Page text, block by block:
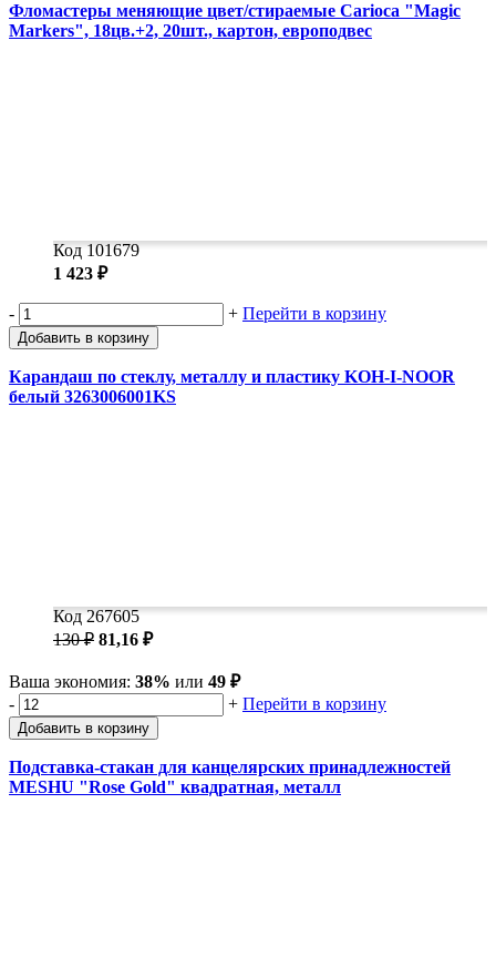
Фломастеры меняющие цвет/стираемые Carioca "Magic
Markers", 18цв.+2, 20шт., картон, европодвес
Код 101679
1 423 ₽
- + Перейти в корзину
Добавить в корзину
Карандаш по стеклу, металлу и пластику KOH-I-NOOR
белый 3263006001KS
Код 267605
130 ₽ 81,16 ₽
Ваша экономия: 38% или 49 ₽
-
+ Перейти в корзину
Добавить в корзину
Подставка-стакан для канцелярских принадлежностей
MESHU "Rose Gold" квадратная, металл